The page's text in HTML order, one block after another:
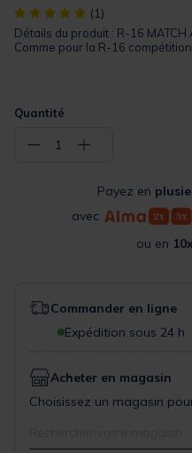
[object Object] out of 5
(1)
Détails du produit : R-16 MATCH
Comme pour la R-16 compétition,
Quantité
− 1 +
Payez en
avec
ou en
Commander en ligne
Expédition sous 24 h
Acheter en magasin
Choisissez un magasin